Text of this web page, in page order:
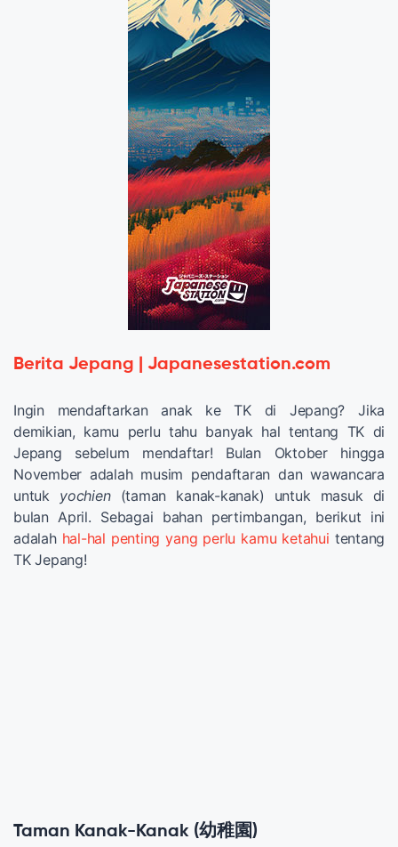
Berita Jepang | Japanesestation.com
Ingin mendaftarkan anak ke TK di Jepang? Jika
demikian, kamu perlu tahu banyak hal tentang TK di
Jepang sebelum mendaftar! Bulan Oktober hingga
November adalah musim pendaftaran dan wawancara
untuk yochien(taman kanak-kanak) untuk masuk di
bulan April. Sebagai bahan pertimbangan, berikut ini
adalah hal-hal penting yang perlu kamu ketahui tentang
TK Jepang!
Taman Kanak-Kanak (幼稚園)